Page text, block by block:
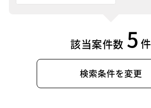
該当案件数 5 件
検索条件を変更